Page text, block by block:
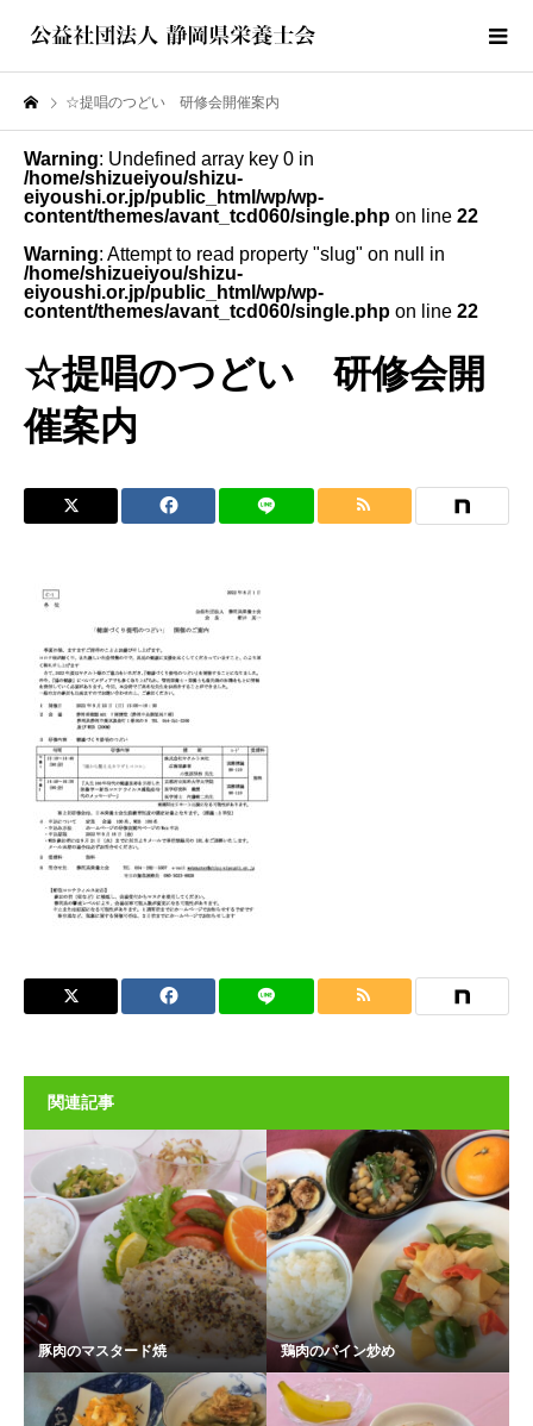
☆提唱のつどい 研修会開催案内
Warning: Undefined array key 0 in
/home/shizueiyou/shizu-
eiyoushi.or.jp/public_html/wp/wp-
content/themes/avant_tcd060/single.php on line 22
Warning: Attempt to read property "slug" on null in
/home/shizueiyou/shizu-
eiyoushi.or.jp/public_html/wp/wp-
content/themes/avant_tcd060/single.php on line 22
☆提唱のつどい 研修会開
催案内
関連記事
豚肉のマスタード焼 鶏肉のパイン炒め